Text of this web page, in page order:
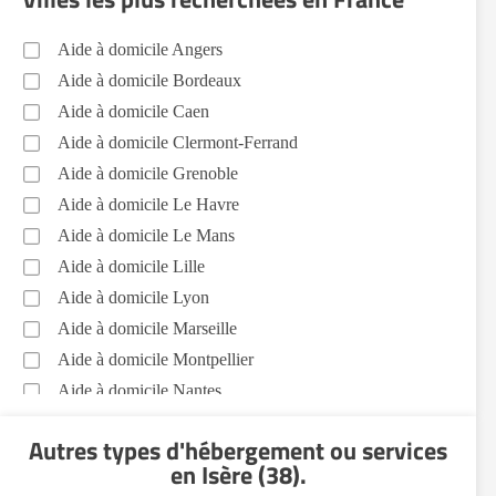
Aide à domicile Angers
Aide à domicile Bordeaux
Aide à domicile Caen
Aide à domicile Clermont-Ferrand
Aide à domicile Grenoble
Aide à domicile Le Havre
Aide à domicile Le Mans
Aide à domicile Lille
Aide à domicile Lyon
Aide à domicile Marseille
Aide à domicile Montpellier
Aide à domicile Nantes
Aide à domicile Nîmes
Aide à domicile Orléans
Autres types d'hébergement ou services
en Isère (38).